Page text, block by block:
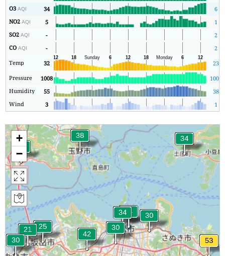
O3AQI 34
6
NO2AQI 5
1
SO2AQI -
2
COAQI -
2
Temp
32
23
Pressure
1008 1005
Humidity
55
38
Wind
3 1
+
−